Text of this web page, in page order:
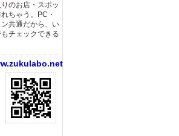
のお店・スポッ
ちゃう。PC・
共通だから、い
チェックできる